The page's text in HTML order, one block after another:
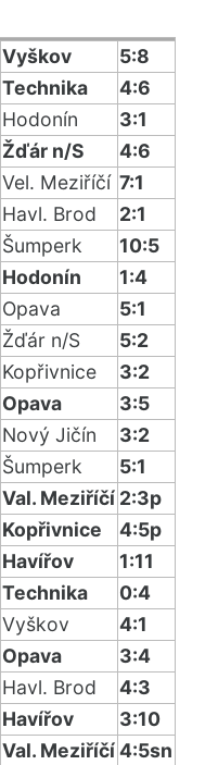
Vyškov
5:8
Technika
4:6
Hodonín
3:1
Žďár n/S
4:6
Vel. Meziříčí 7:1
Havl. Brod
2:1
Šumperk
10:5
Hodonín
1:4
Opava
5:1
Žďár n/S
5:2
Kopřivnice
3:2
Opava
3:5
Nový Jičín
3:2
Šumperk
5:1
Val. Meziříčí 2:3p
Kopřivnice
4:5p
Havířov
1:11
Technika
0:4
Vyškov
4:1
Opava
3:4
Havl. Brod
4:3
Havířov
3:10
Val. Meziříčí4:5sn